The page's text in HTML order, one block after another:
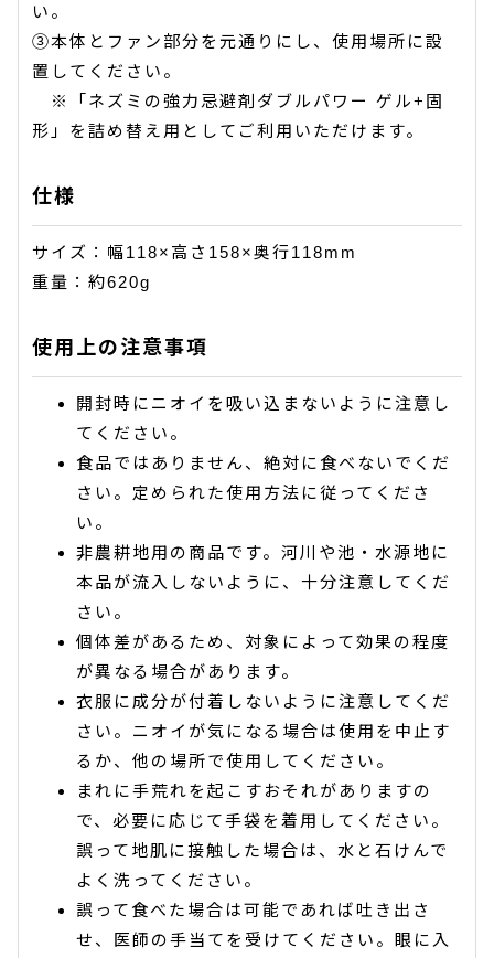
い。
③本体とファン部分を元通りにし、使用場所に設
置してください。
※「ネズミの強力忌避剤ダブルパワー ゲル+固
形」を詰め替え用としてご利用いただけます。
仕様
サイズ：幅118×高さ158×奥行118mm
重量：約620g
使用上の注意事項
開封時にニオイを吸い込まないように注意し
てください。
食品ではありません、絶対に食べないでくだ
さい。定められた使用方法に従ってくださ
い。
非農耕地用の商品です。河川や池・水源地に
本品が流入しないように、十分注意してくだ
さい。
個体差があるため、対象によって効果の程度
が異なる場合があります。
衣服に成分が付着しないように注意してくだ
さい。ニオイが気になる場合は使用を中止す
るか、他の場所で使用してください。
まれに手荒れを起こすおそれがありますの
で、必要に応じて手袋を着用してください。
誤って地肌に接触した場合は、水と石けんで
よく洗ってください。
誤って食べた場合は可能であれば吐き出さ
せ、医師の手当てを受けてください。眼に入